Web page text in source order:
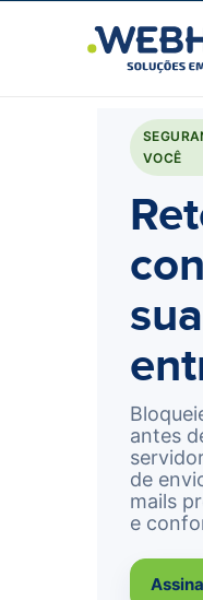
VOCÊ
antes
de
mails
e